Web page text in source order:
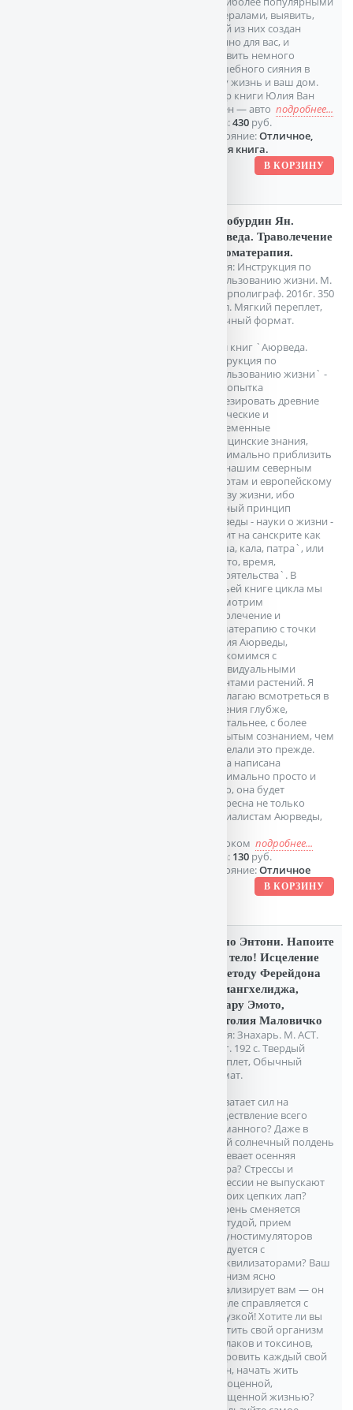
минералами, выявить,
какой из них создан
именно для вас, и
добавить немного
волшебного сияния в
вашу жизнь и ваш дом.
Автор книги Юлия Ван
Дорен — авто подробнее...
Цена:430руб.
Состояние:Отличное,
новая книга.
Раздобурдин Ян.
Аюрведа. Траволечение
и ароматерапия.
Серия: Инструкция по
использованию жизни. М.
Центрполиграф. 2016г. 350
с. илл. Мягкий переплет,
Обычный формат.
Цикл книг `Аюрведа.
Инструкция по
использованию жизни` -
это попытка
синтезировать древние
Ведические и
современные
медицинские знания,
максимально приблизить
их к нашим северным
широтам и европейскому
образу жизни, ибо
главный принцип
Аюрведы - науки о жизни -
звучит на санскрите как
`деша, кала, патра`, или
`место, время,
обстоятельства`. В
третьей книге цикла мы
рассмотрим
траволечение и
ароматерапию с точки
зрения Аюрведы,
ознакомимся с
индивидуальными
талантами растений. Я
предлагаю всмотреться в
растения глубже,
пристальнее, с более
открытым сознанием, чем
мы делали это прежде.
Книга написана
максимально просто и
сжато, она будет
интересна не только
специалистам Аюрведы,
широком подробнее...
Цена: 130руб.
Состояние:Отличное
Буоно Энтони. Напоите
свое тело! Исцеление
по методу Ферейдона
Батмангхелиджа,
Масару Эмото,
Анатолия Маловичко
Серия: Знахарь. М. АСТ.
2015г. 192 с. Твердый
переплет, Обычный
формат.
Не хватает сил на
осуществление всего
задуманного? Даже в
яркий солнечный полдень
одолевает осенняя
хандра? Стрессы и
депрессии не выпускают
из своих цепких лап?
Мигрень сменяется
простудой, прием
иммуностимуляторов
чередуется с
транквилизаторами? Ваш
организм ясно
сигнализирует вам — он
еле-еле справляется с
нагрузкой! Хотите ли вы
очистить свой организм
от шлаков и токсинов,
оздоровить каждый свой
орган, начать жить
полноценной,
насыщенной жизнью?